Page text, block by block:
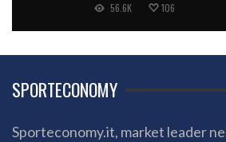
56.6K 106
SPORTECONOMY
Sporteconomy.it, market leader